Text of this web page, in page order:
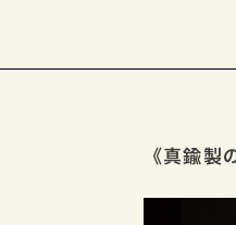
《真鍮